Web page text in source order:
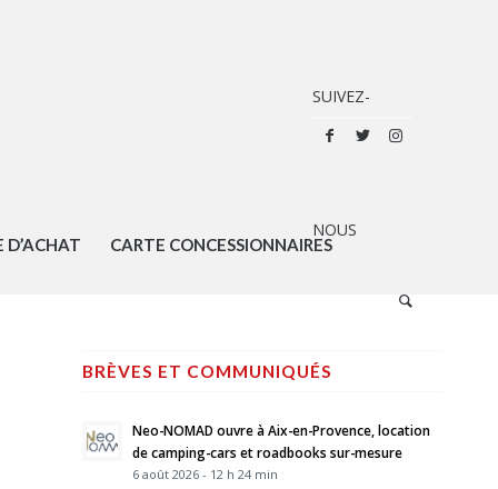
D’ACHAT CARTE CONCESSIONNAIRES
BRÈVES ET COMMUNIQUÉS
Neo-NOMAD ouvre à Aix-en-Provence, location
de camping-cars et roadbooks sur-mesure
6 août 2026 - 12 h 24 min